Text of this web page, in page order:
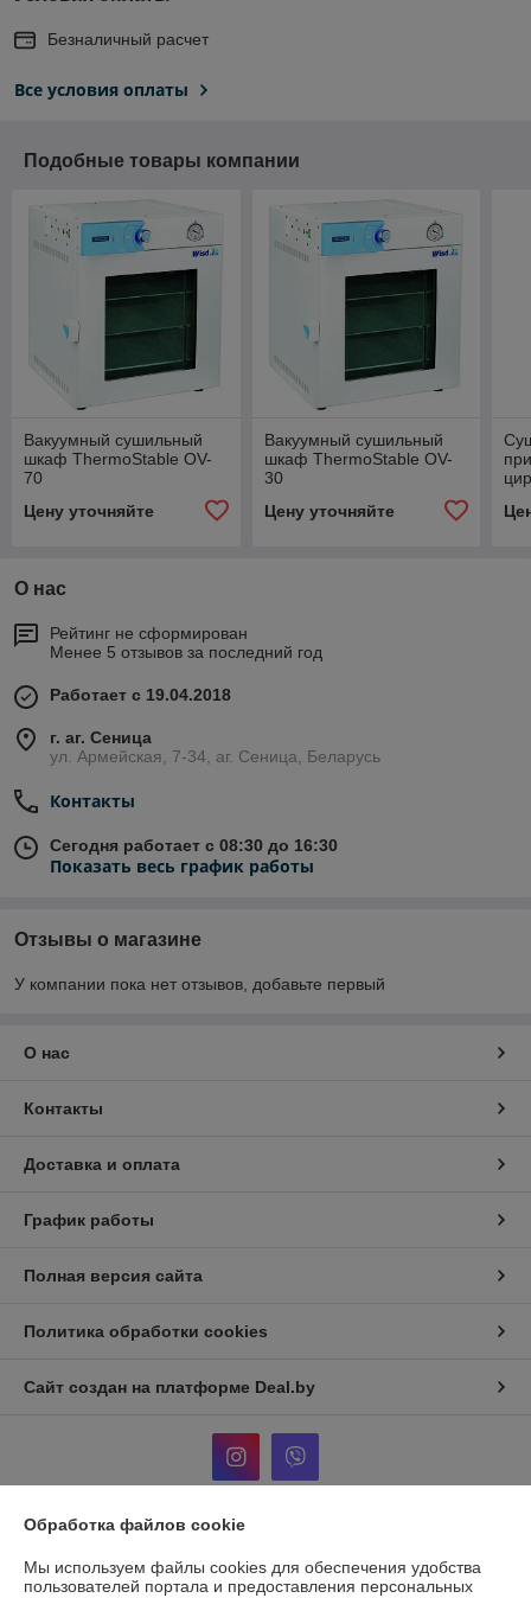
Безналичный расчет
Все условия оплаты
Подобные товары компании
Вакуумный сушильный
шкаф ThermoStable OV-
70
Цену уточняйте
Вакуумный сушильный
шкаф ThermoStable OV-
30
Цену уточняйте
О нас
Рейтинг не сформирован
Менее 5 отзывов за последний год
Работает с 19.04.2018
г. аг. Сеница
ул. Армейская, 7-34, аг. Сеница, Беларусь
Контакты
Сегодня работает с 08:30 до 16:30
Показать весь график работы
Отзывы о магазине
У компании пока нет отзывов, добавьте первый
О нас
Контакты
Доставка и оплата
График работы
Полная версия сайта
Политика обработки cookies
Сайт создан на платформе Deal.by
Юридическое лицо:ООО «ЛАБОРАТОРНЫЕ РЕШЕНИЯ»
Обработка файлов cookie
Мы используем файлы cookies для обеспечения удобства
пользователей портала и предоставления персональных